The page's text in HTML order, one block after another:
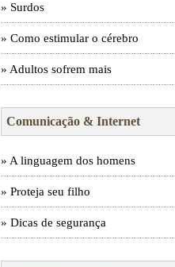
» Surdos
» Como estimular o cérebro
» Adultos sofrem mais
Comunicação & Internet
» A linguagem dos homens
» Proteja seu filho
» Dicas de segurança